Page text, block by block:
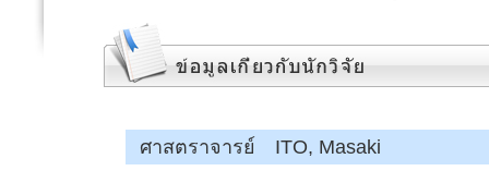
ศาสตราจารย์ ITO, Masaki